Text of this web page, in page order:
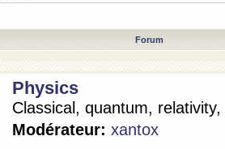
Forum
Physics
Classical, quantum,
Modérateur: xantox